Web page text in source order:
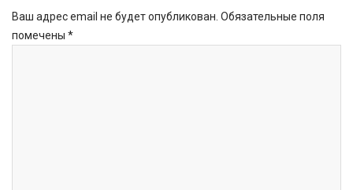
Ваш адрес email не будет опубликован. Обязательные поля
помечены *